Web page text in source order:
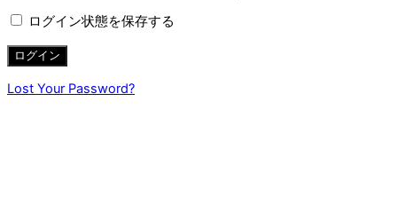
ログイン状態を保存する
Lost Your Password?